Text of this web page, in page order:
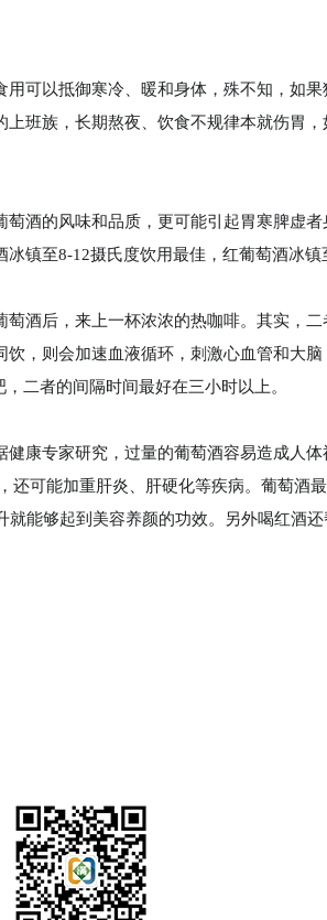
可以抵御寒冷、暖和身体，殊不知，如
班族，长期熬夜、饮食不规律本就伤胃
酒的风味和品质，更可能引起胃寒脾虚
镇至8-12摄氏度饮用最佳，红葡萄酒冰镇
酒后，来上一杯浓浓的热咖啡。其实，
，则会加速血液循环，刺激心血管和大
二者的间隔时间最好在三小时以上。
康专家研究，过量的葡萄酒容易造成人
可能加重肝炎、肝硬化等疾病。葡萄酒
能够起到美容养颜的功效。另外喝红酒